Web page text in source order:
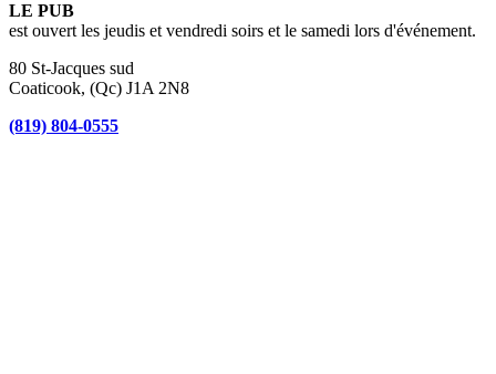
LE PUB
est ouvert les jeudis et vendredi soirs et le samedi lors d'événement.
80 St-Jacques sud
Coaticook, (Qc) J1A 2N8
(819) 804-0555